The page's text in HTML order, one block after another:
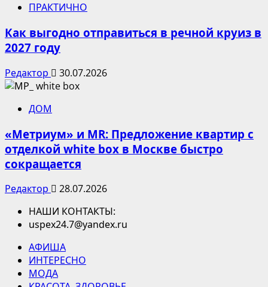
ПРАКТИЧНО
Как выгодно отправиться в речной круиз в
2027 году
Редактор 30.07.2026
ДОМ
«Метриум» и MR: Предложение квартир с
отделкой white box в Москве быстро
сокращается
Редактор
28.07.2026
НАШИ КОНТАКТЫ:
uspex24.7@yandex.ru
АФИША
ИНТЕРЕСНО
МОДА